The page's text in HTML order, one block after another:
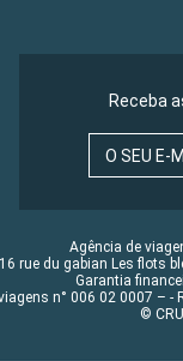
Receba
O SEU E-
Agência de
16 rue du gabian Les flots
Garantia
n° 006 02 0007 – -
©